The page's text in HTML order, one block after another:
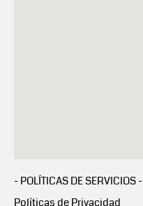
- POLÍTICAS DE SERVICIOS -
Políticas de Privacidad